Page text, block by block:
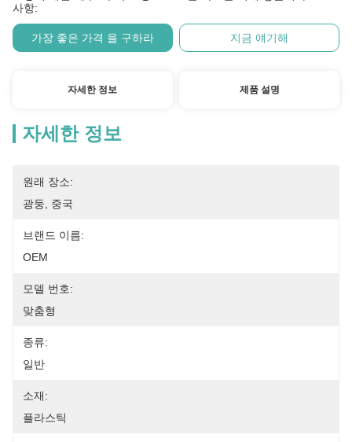
사항:
가장 좋은 가격 을 구하라 지금 얘기해
자세한 정보 제품 설명
자세한 정보
원래 장소:
광둥, 중국
브랜드 이름:
OEM
모델 번호:
맞춤형
종류:
일반
소재:
플라스틱